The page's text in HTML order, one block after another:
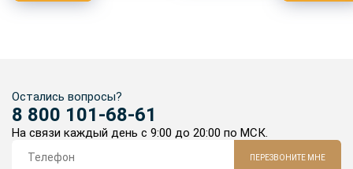
Остались вопросы?
8 800 101-68-61
На связи каждый день с 9:00 до 20:00 по МСК.
ПЕРЕЗВОНИТЕ МНЕ